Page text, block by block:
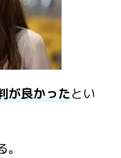
が良かったとい